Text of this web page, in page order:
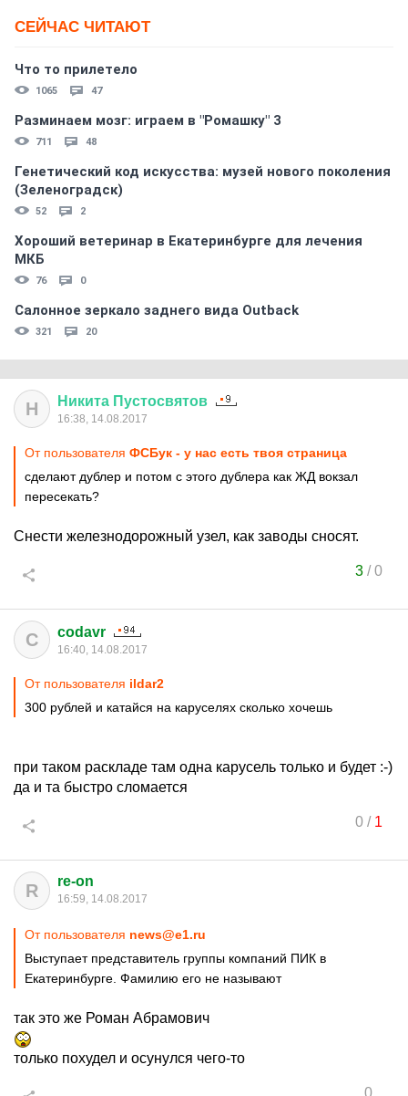
СЕЙЧАС ЧИТАЮТ
Что то прилетело
1065 47
Разминаем мозг: играем в "Ромашку" 3
711 48
Генетический код искусства: музей нового поколения
(Зеленоградск)
52 2
Хороший ветеринар в Екатеринбурге для лечения
МКБ
76 0
Салонное зеркало заднего вида Outback
321 20
Н Никита Пустосвятов
16:38, 14.08.2017
От пользователя ФСБук - у нас есть твоя страница
сделают дублер и потом с этого дублера как ЖД вокзал
пересекать?
Снести железнодорожный узел, как заводы сносят.
3/0
C codavr
16:40, 14.08.2017
От пользователя ildar2
300 рублей и катайся на каруселях сколько хочешь
при таком раскладе там одна карусель только и будет :-)
да и та быстро сломается
0/ 1
R re-on
16:59, 14.08.2017
От пользователя news@e1.ru
Выступает представитель группы компаний ПИК в
Екатеринбурге. Фамилию его не называют
так это же Роман Абрамович
только похудел и осунулся чего-то
0